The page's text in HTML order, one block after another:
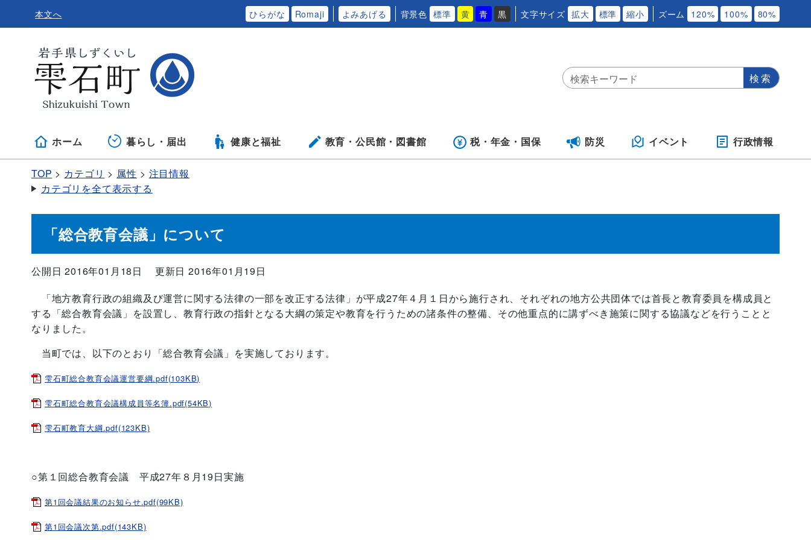
本文へ ひらがな Romaji よみあげる 背景色 標準 黄 青 黒 文字サイズ 拡大 標準 縮小 ズーム 120% 100% 80%
ホーム 暮らし・届出 健康と福祉 教育・公民館・ 図書館 税・年金・ 国保 防災 イベント 行政情報
TOP カテゴリ 属性
注目情報
カテゴリを全て表示する
「総合教育会議」について
公開日 2016年01月18日
更新日 2016年01月19日
「地方教育行政の組織及び運営に関する法律の一部を改正する法律」が平成27年４月１日から施行され、それぞれの地方公共団体では首長と教育委員を構成員と
する「総合教育会議」を設置し、教育行政の指針となる大綱の策定や教育を行うための諸条件の整備、その他重点的に講ずべき施策に関する協議などを行うことと
なりました。
当町では、以下のとおり「総合教育会議」を実施しております。
雫石町総合教育会議運営要綱.pdf(103KB)
雫石町総合教育会議構成員等名簿.pdf(54KB)
雫石町教育大綱.pdf(123KB)
○第１回総合教育会議 平成27年８月19日実施
第1回会議結果のお知らせ.pdf(99KB)
第1回会議次第.pdf(143KB)